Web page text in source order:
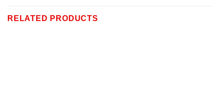
RELATED PRODUCTS